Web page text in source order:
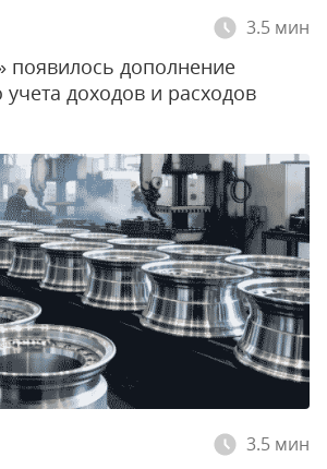
3.5 мин
появилось дополнение
учета доходов и расходов
3.5 мин